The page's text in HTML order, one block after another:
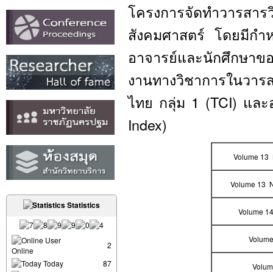
Statistics
User
Online
2
Today
87
โครงการจัดทำวาร
สังคมศาสตร์ โดยมีกำ
อาจารย์และนักศึกษาข
งานทางวิชาการในว
ไทย กลุ่ม 1 (TCI) แล
Index)
Volume 13
Volume 13
Volume